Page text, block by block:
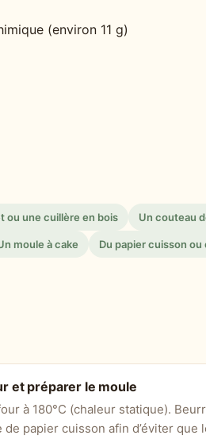
(environ 11 g)
ou une cuillère en bois Un couteau
moule à cake Du papier cuisson
et préparer le moule
à 180°C (chaleur statique).
papier cuisson afin d’éviter que